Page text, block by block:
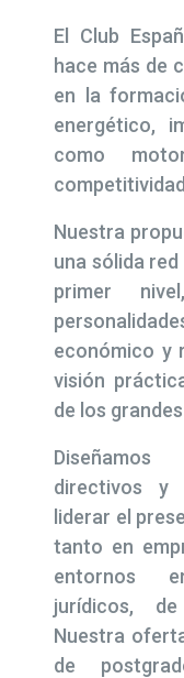
El Club
hace más de
en la
energético,
como
Nuestra
una sólida
primer
económico y
visión
de los
directivos y
liderar el
tanto en
entornos
jurídicos,
Nuestra
de